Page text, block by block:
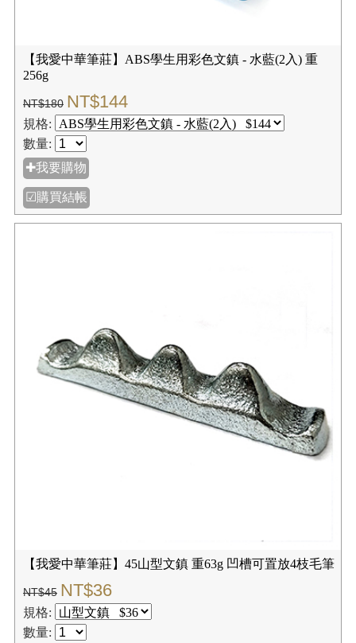
【我愛中華筆莊】ABS學生用彩色文鎮 - 水藍(2入) 重
256g
NT$180 NT$144
規格:
數量:
✚我要購物
☑購買結帳
【我愛中華筆莊】45山型文鎮 重63g 凹槽可置放4枝毛筆
NT$45 NT$36
規格:
數量: